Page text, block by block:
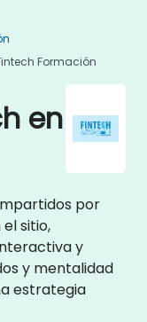
Formación
en
por
sitio,
y
y mentalidad
estrategia